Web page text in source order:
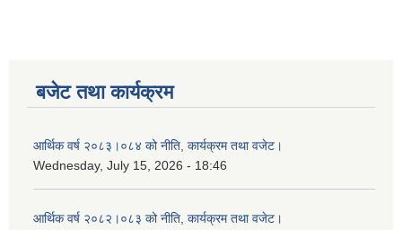
बजेट तथा कार्यक्रम
आर्थिक वर्ष २०८३।०८४ को नीति, कार्यक्रम तथा वजेट।
Wednesday, July 15, 2026 - 18:46
आर्थिक वर्ष २०८२।०८३ को नीति, कार्यक्रम तथा वजेट।